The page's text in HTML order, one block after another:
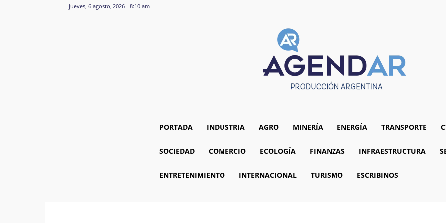
jueves, 6 agosto, 2026 - 8:10 am
PORTADA INDUSTRIA AGRO MINERÍA ENERGÍA TRANSPORTE
SOCIEDAD COMERCIO ECOLOGÍA FINANZAS INFRAESTRUCTURA
ENTRETENIMIENTO INTERNACIONAL TURISMO ESCRIBINOS